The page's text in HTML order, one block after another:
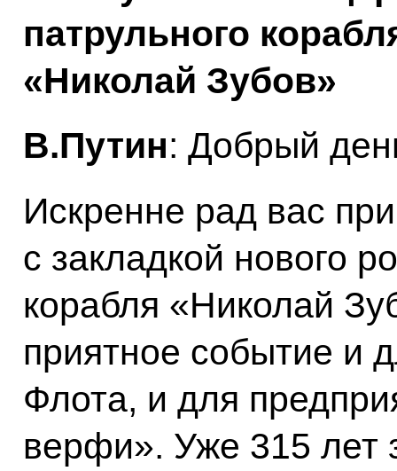
патрульного
«Николай Зубов»
В.Путин: Добрый
Искренне рад вас
с закладкой нового
корабля «Николай
приятное событие и
Флота, и для
верфи». Уже 315 лет